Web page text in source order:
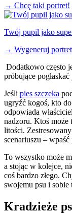
→ Chcę taki portret!
Twój pupil jako
→ Wygeneruj
Dodatkowo często
próbujące
Jeśli pies szczeka
ugryźć kogoś, kto
odpowiada
nadzoru. Ktoś może
litości.
scenariuszu – wpaść
To wszystko może
a stojąc w kolejce,
coś bardzo złego.
swojemu psu i sobie
Kradzieże